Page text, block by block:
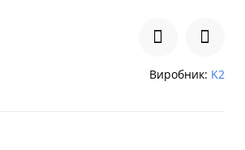
Виробник: K2